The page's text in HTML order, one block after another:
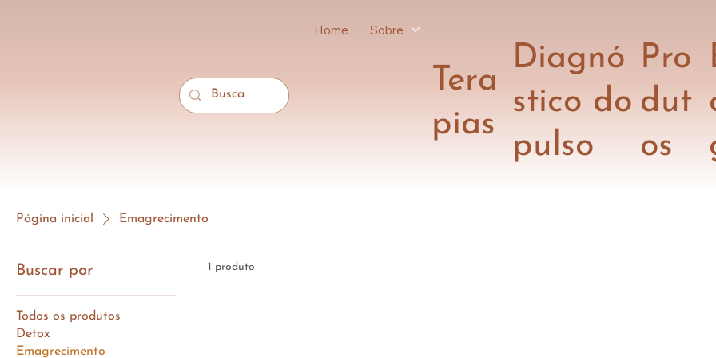
Home Sobre
Tera
pias
Diagnó
stico do
pulso
Pro
dut
os
Página inicial Emagrecimento
Buscar por
Todos os produtos
Detox
Emagrecimento
1 produto